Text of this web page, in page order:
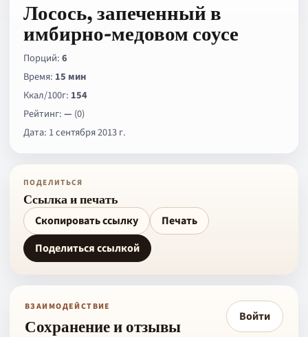
Лосось, запеченный в
имбирно-медовом соусе
Порций:6
Время: 15 мин
Ккал/100г: 154
Рейтинг:— (0)
Дата: 1 сентября 2013 г.
ПОДЕЛИТЬСЯ
Ссылка и печать
Скопировать ссылку
Печать
Поделиться ссылкой
ВЗАИМОДЕЙСТВИЕ
Сохранение и отзывы Войти